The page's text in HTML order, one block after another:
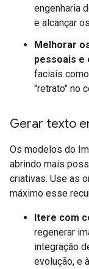
engenharia
e alcançar
Melhorar
pessoais e
faciais
"retrato" no
Gerar texto
Os modelos do
abrindo mais
criativas. Use as
máximo esse
Itere com
regenerar
integração
evolução, e